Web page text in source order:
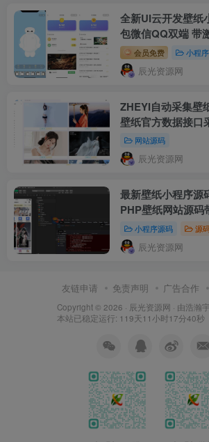
全新UI云开发壁纸
包微信QQ双端 带
会员免费 小程
辰光资源网
ZHEYI自动采集壁
壁纸官方数据接口
网站源码
辰光资源网
最新壁纸小程序源
PHP壁纸网站源码
小程序源码 源
辰光资源网
友链申请 免责声明 广告合作
Copyright © 2026 · 辰光资源网 · 由浩瀚
本站已稳定运行: 119天11小时17分40秒